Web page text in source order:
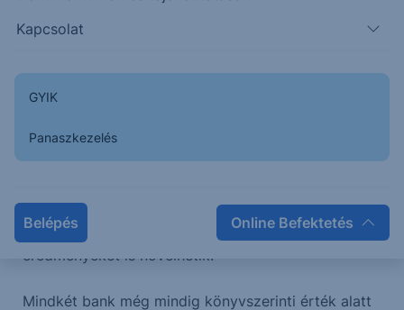
Kapcsolat
GYIK
Panaszkezelés
Belépés Online Befektetés
szigorítás. Ez az UniCredit esetében a magasabb
kamatmarzsokban, a Deutsche Bank esetében pedig
volatilitás miatt megnövekedett kereskedési
volumenben hozhat pozitív változást, melyek az
eredményeket is növelhetik.
Mindkét bank még mindig könyvszerinti érték alatt